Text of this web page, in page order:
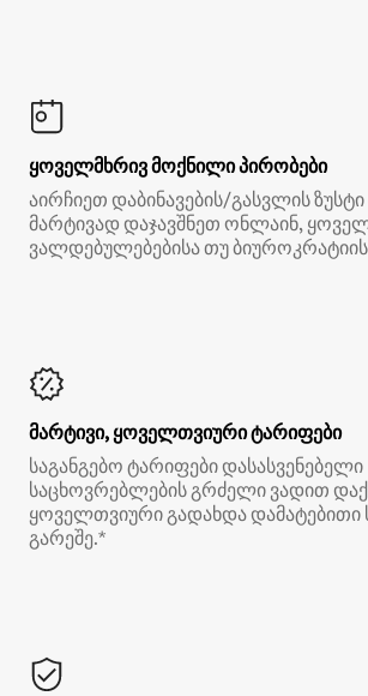
ყოველმხრივ მოქნილი პირობები
აირჩიეთ დაბინავების/გასვლის
მარტივად დაჯავშნეთ ონლაინ,
ვალდებულებებისა თუ
მარტივი, ყოველთვიური ტარიფები
საგანგებო ტარიფები დასასვენებელი
საცხოვრებლების გრძელი ვადით
ყოველთვიური გადახდა დამატებითი
გარეშე.*